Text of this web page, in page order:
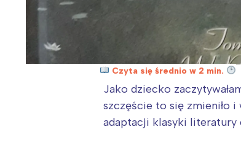
Czyta się średnio w 2 min.
Jako dziecko
szczęście to się zmieniło
adaptacji klasyki literatury